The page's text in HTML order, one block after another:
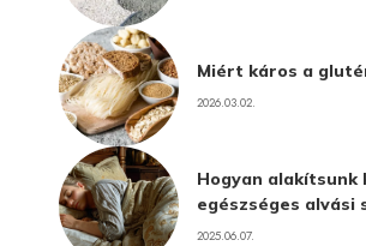
Miért káros a
2026.03.02.
Hogyan alakítsunk
egészséges alvási
2025.06.07.